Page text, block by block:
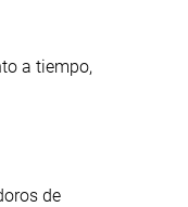
a tiempo,
de